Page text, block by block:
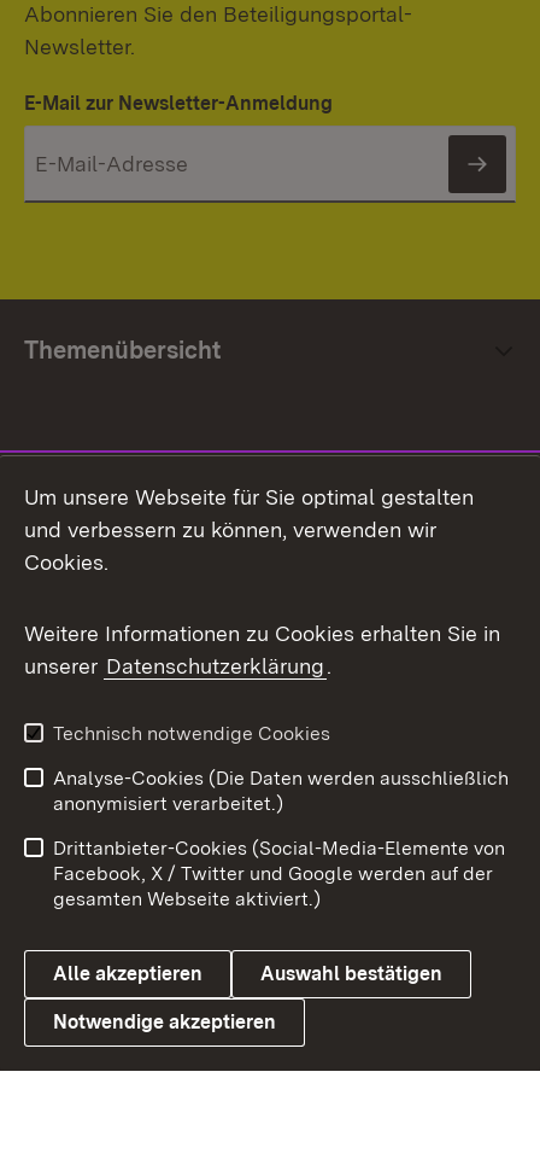
Abonnieren Sie den Beteiligungsportal-
Newsletter.
E-Mail zur Newsletter-Anmeldung
Themenübersicht
Facebook
X / Twitter
Youtube
Link zum Landesportal
Impressum
Kontakt
Barrierefreiheit
Datenschutz
Cookies
Um unsere Webseite für Sie optimal gestalten
und verbessern zu können, verwenden wir
Cookies.
Weitere Informationen zu Cookies erhalten Sie in
unserer Datenschutzerklärung.
Technisch notwendige Cookies
Analyse-Cookies (Die Daten werden ausschließlich
anonymisiert verarbeitet.)
Drittanbieter-Cookies (Social-Media-Elemente von
Facebook, X / Twitter und Google werden auf der
gesamten Webseite aktiviert.)
Alle akzeptieren Auswahl bestätigen
Notwendige akzeptieren